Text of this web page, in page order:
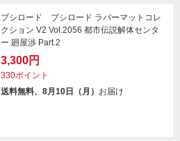
ブシロード ブシロード ラバーマットコレ
クション V2 Vol.2056 都市伝説解体センタ
ー 廻屋渉 Part.2
3,300円
330ポイント
送料無料、8月10日（月） お届け